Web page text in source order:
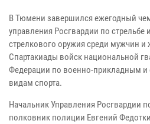
В Тюмени завершился ежегодный
управления Росгвардии по стрельбе
стрелкового оружия среди мужчин
Спартакиады войск национальной
Федерации по военно-прикладным
видам спорта.
Начальник Управления Росгвардии
полковник полиции Евгений